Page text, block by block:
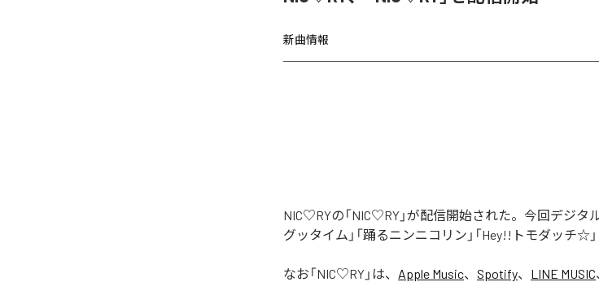
新曲情報
NIC♡RYの「NIC♡RY」が配信開始された。今回デジタ
グッタイム」「踊るニンニコリン」「Hey!!トモダッチ☆
なお「NIC♡RY 」は、 Apple Music、 Spotify、 LINE MUSIC